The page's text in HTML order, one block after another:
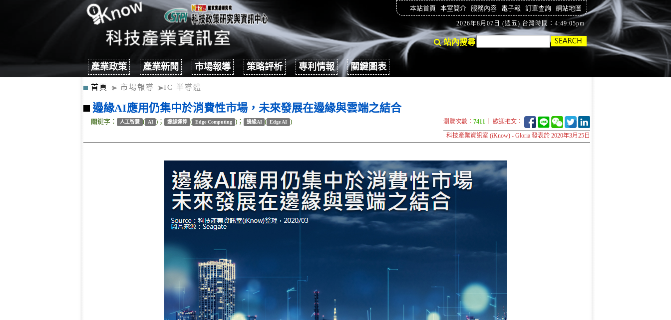
本站首頁 本室簡介 服務內容 電子報 訂單查詢 網站地圖
2026年8月07日 (週五) 台灣時間：4:49:05pm
站內搜尋
產業政策 產業新聞 市場報導 策略評析 專利情報 關鍵圖表
首頁 市場報導 IC 半導體
邊緣AI應用仍集中於消費性市場，未來發展在邊緣與雲端之結合
關鍵字： 人工智慧 ( AI )； 邊緣運算 ( Edge Computing )； 邊緣AI ( Edge AI ) 瀏覽次數： 7411 ｜ 歡迎推文：
科技產業資訊室 (iKnow) - Gloria 發表於 2020年3月25日